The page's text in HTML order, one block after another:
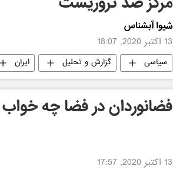
شیوا آبشناس
13 اکتبر 2020, 18:07
سیاسی گزارش و تحلیل ایران
فضانوردان در فضا چه
13 اکتبر 2020, 17:57